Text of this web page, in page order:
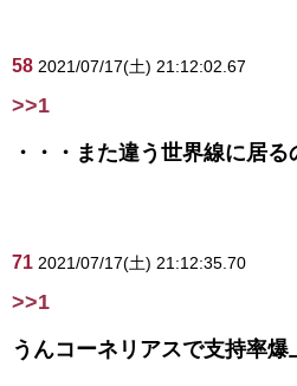
58 2021/07/17(土) 21:12:02.67
>>1
・・・また違う世界線に居る
71 2021/07/17(土) 21:12:35.70
>>1
うんコーネリアスで支持率爆